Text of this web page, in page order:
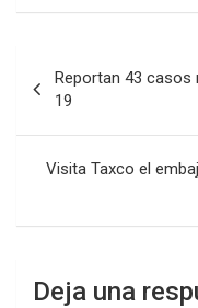
de
entradas
Reportan 43 casos
19
Visita Taxco el
Deja una